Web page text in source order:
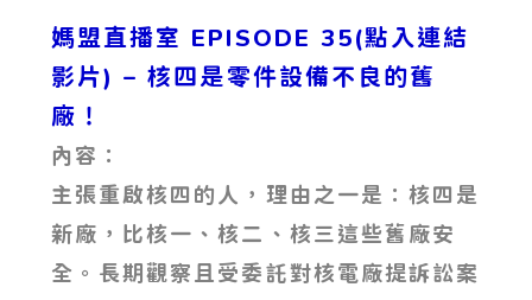
媽盟直播室 EPISODE 35(點入連結
影片)– 核四是零件設備不良的舊
廠！
內容：
主張重啟核四的人，理由之一是：核四是
新廠，比核一、核二、核三這些舊廠安
全。長期觀察且受委託對核電廠提訴訟案